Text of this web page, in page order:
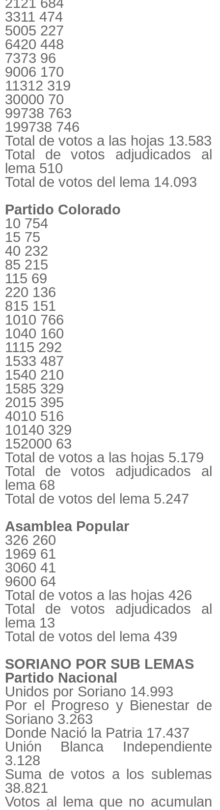
3311 474
5005 227
6420 448
7373 96
9006 170
11312 319
30000 70
99738 763
199738 746
Total de votos a las hojas 13.583
Total de votos adjudicados al
lema 510
Total de votos del lema 14.093
Partido Colorado
10 754
15 75
40 232
85 215
115 69
220 136
815 151
1010 766
1040 160
1115 292
1533 487
1540 210
1585 329
2015 395
4010 516
10140 329
152000 63
Total de votos a las hojas 5.179
Total de votos adjudicados al
lema 68
Total de votos del lema 5.247
Asamblea Popular
326 260
1969 61
3060 41
9600 64
Total de votos a las hojas 426
Total de votos adjudicados al
lema 13
Total de votos del lema 439
SORIANO POR SUB LEMAS
Partido Nacional
Unidos por Soriano 14.993
Por el Progreso y Bienestar de
Soriano 3.263
Donde Nació la Patria 17.437
Unión Blanca Independiente
3.128
Suma de votos a los sublemas
38.821
Votos al lema que no acumulan